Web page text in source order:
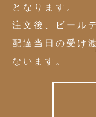
となります。
注文後、ビール
配達当日の受け
ないます。